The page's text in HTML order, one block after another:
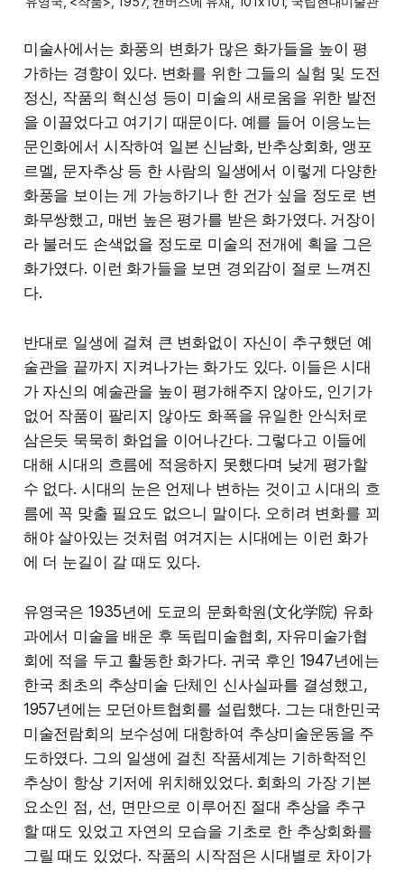
미술사에서는 화풍의 변화가 많은 화가들을 높이 평
가하는 경향이 있다. 변화를 위한 그들의 실험 및 도전
정신, 작품의 혁신성 등이 미술의 새로움을 위한 발전
을 이끌었다고 여기기 때문이다. 예를 들어 이응노는
문인화에서 시작하여 일본 신남화, 반추상회화, 앵포
르멜, 문자추상 등 한 사람의 일생에서 이렇게 다양한
화풍을 보이는 게 가능하기나 한 건가 싶을 정도로 변
화무쌍했고, 매번 높은 평가를 받은 화가였다. 거장이
라 불러도 손색없을 정도로 미술의 전개에 획을 그은
화가였다. 이런 화가들을 보면 경외감이 절로 느껴진
다.
반대로 일생에 걸쳐 큰 변화없이 자신이 추구했던 예
술관을 끝까지 지켜나가는 화가도 있다. 이들은 시대
가 자신의 예술관을 높이 평가해주지 않아도, 인기가
없어 작품이 팔리지 않아도 화폭을 유일한 안식처로
삼은듯 묵묵히 화업을 이어나간다. 그렇다고 이들에
대해 시대의 흐름에 적응하지 못했다며 낮게 평가할
수 없다. 시대의 눈은 언제나 변하는 것이고 시대의 흐
름에 꼭 맞출 필요도 없으니 말이다. 오히려 변화를 꾀
해야 살아있는 것처럼 여겨지는 시대에는 이런 화가
에 더 눈길이 갈 때도 있다.
유영국은 1935년에 도쿄의 문화학원(文化学院) 유화
과에서 미술을 배운 후 독립미술협회, 자유미술가협
회에 적을 두고 활동한 화가다. 귀국 후인 1947년에는
한국 최초의 추상미술 단체인 신사실파를 결성했고,
1957년에는 모던아트협회를 설립했다. 그는 대한민국
미술전람회의 보수성에 대항하여 추상미술운동을 주
도하였다. 그의 일생에 걸친 작품세계는 기하학적인
추상이 항상 기저에 위치해있었다. 회화의 가장 기본
요소인 점, 선, 면만으로 이루어진 절대 추상을 추구
할 때도 있었고 자연의 모습을 기초로 한 추상회화를
그릴 때도 있었다. 작품의 시작점은 시대별로 차이가